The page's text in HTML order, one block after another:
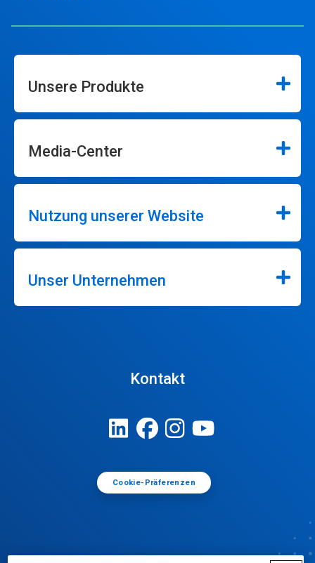
Unsere Produkte
Media-Center
Nutzung unserer Website
Unser Unternehmen
Kontakt
Cookie-Präferenzen